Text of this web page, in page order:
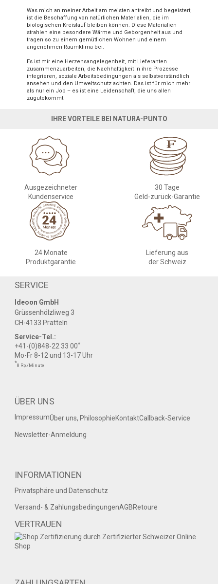
Was mich an meiner Arbeit am meisten antreibt und begeistert,
ist die Beschaffung von natürlichen Materialien, die im
biologischen Kreislauf bleiben können. Diese Materialien
strahlen eine besondere Wärme und Geborgenheit aus und
tragen so zu einem gemütlichen Wohnen und einem
angenehmen Raumklima bei.
Es ist mir eine Herzensangelegenheit, mit Lieferanten
zusammenzuarbeiten, die Nachhaltigkeit in ihre Prozesse
integrieren, soziale Arbeitsbedingungen als selbstverständlich
ansehen und den Umweltschutz achten. Das ist für mich mehr
als nur ein Job – es ist eine Leidenschaft, die uns allen
zugutekommt.
IHRE VORTEILE BEI NATURA-PUNTO
Ausgezeichneter
Kundenservice
30 Tage
Geld-zurück-Garantie
24 Monate
Produktgarantie
Lieferung aus
der Schweiz
SERVICE
Ideoon GmbH
Grüssenhölzliweg 3
CH-4133 Pratteln
Service-Tel.:
+41-(0)848-22 33 00*
Mo-Fr 8-12 und 13-17 Uhr
*8 Rp./Minute
ÜBER UNS
ImpressumÜber uns, PhilosophieKontaktCallback-Service
Newsletter-Anmeldung
INFORMATIONEN
Privatsphäre und Datenschutz
Versand- & ZahlungsbedingungenAGBRetoure
VERTRAUEN